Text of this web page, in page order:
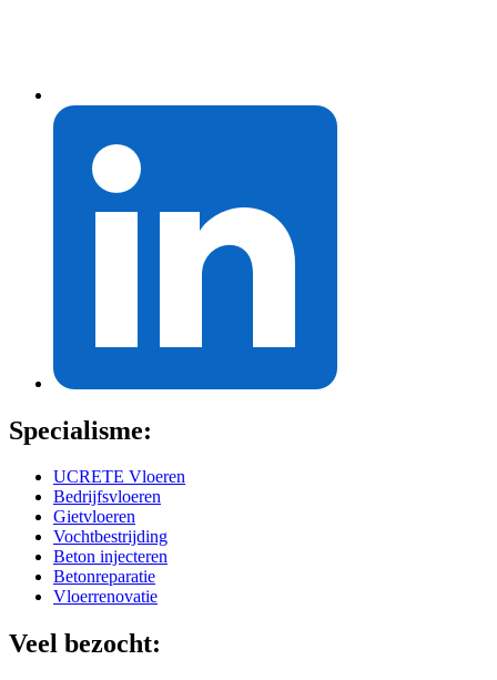
Specialisme:
UCRETE Vloeren
Bedrijfsvloeren
Gietvloeren
Vochtbestrijding
Beton injecteren
Betonreparatie
Vloerrenovatie
Veel bezocht: